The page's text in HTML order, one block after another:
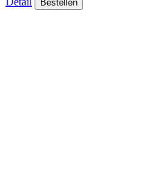
Bestellen